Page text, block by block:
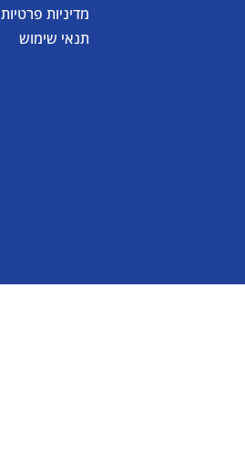
מדיניות פרטיות
תנאי שימוש